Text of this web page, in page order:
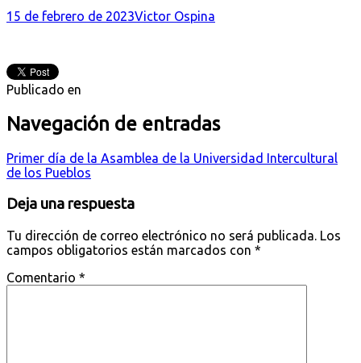
15 de febrero de 2023Victor Ospina
Publicado en
Navegación de entradas
Primer día de la Asamblea de la Universidad Intercultural
de los Pueblos
Deja una respuesta
Tu dirección de correo electrónico no será publicada. Los
campos obligatorios están marcados con *
Comentario *